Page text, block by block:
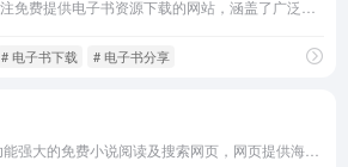
# 电子书下载 # 电子书分享